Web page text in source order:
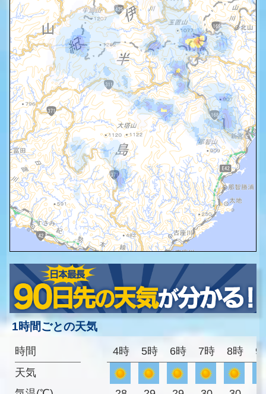
1時間ごとの天気
時間
天気
4時 5時 6時 7時 8時 9